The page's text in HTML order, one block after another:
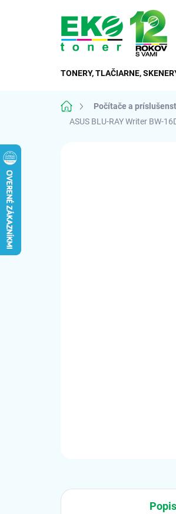
TONERY, TLAČIARNE,
DomovPočítače a
ASUS BLU-RAY Writer BW-
Popis